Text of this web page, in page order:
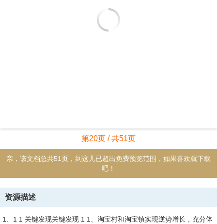
第20页 / 共51页
亲，该文档总共51页，到这儿已超出免费预览范围，如果喜欢就下载
吧！
资源描述
1、1 1 关键发现关键发现 1 1、淘宝村和淘宝镇实现逆势增长，充分体